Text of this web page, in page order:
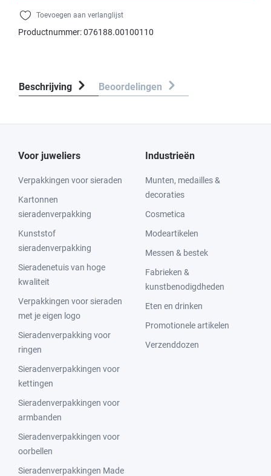
Toevoegen aan verlanglijst
Productnummer:076188.00100110
Beschrijving Beoordelingen
Voor juweliers
Verpakkingen voor sieraden
Kartonnen
sieradenverpakking
Kunststof
sieradenverpakking
Sieradenetuis van hoge
kwaliteit
Verpakkingen voor sieraden
met je eigen logo
Sieradenverpakking voor
ringen
Sieradenverpakkingen voor
kettingen
Sieradenverpakkingen voor
armbanden
Sieradenverpakkingen voor
oorbellen
Sieradenverpakkingen Made
Industrieën
Munten, medailles &
decoraties
Cosmetica
Modeartikelen
Messen & bestek
Fabrieken &
kunstbenodigdheden
Eten en drinken
Promotionele artikelen
Verzenddozen